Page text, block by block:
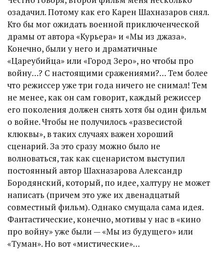
озадачил. Потому как его Карен Шахназаров снял.
Кто бы мог ожидать военной приключенческой
драмы от автора «Курьера» и «Мы из джаза».
Конечно, были у него и драматичные
«Цареубийца» или «Город Зеро», но чтобы про
войну…? С настоящими сражениями?… Тем более
что режиссер уже три года ничего не снимал! Тем
не менее, как он сам говорит, каждый режиссер
его поколения должен снять хотя бы один фильм
о войне. Чтобы не получилось «развесистой
клюквы», в таких случаях важен хороший
сценарий. За это сразу можно было не
волноваться, так как сценаристом выступил
постоянный автор Шахназарова Александр
Бородянский, который, по идее, халтуру не может
написать (причем это уже их двенадцатый
совместный фильм). Однако смущала сама идея.
Фантастические, конечно, мотивы у нас в «кино
про войну» уже были — «Мы из будущего» или
«Туман». Но вот «мистические»…